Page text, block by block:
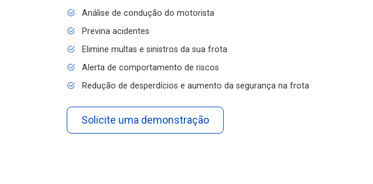
Análise de condução do motorista
Previna acidentes
Elimine multas e sinistros da sua frota
Alerta de comportamento de riscos
Redução de desperdícios e aumento da segurança na frota
Solicite uma demonstração